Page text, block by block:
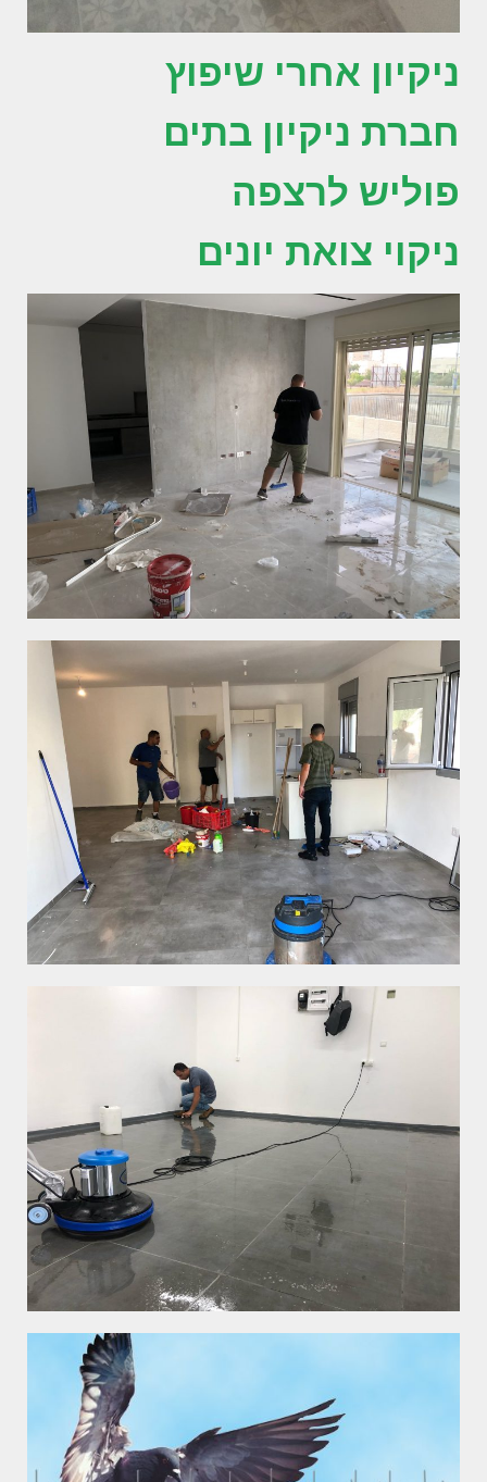
ניקיון אחרי שיפוץ
חברת ניקיון בתים
פוליש לרצפה
ניקוי צואת יונים